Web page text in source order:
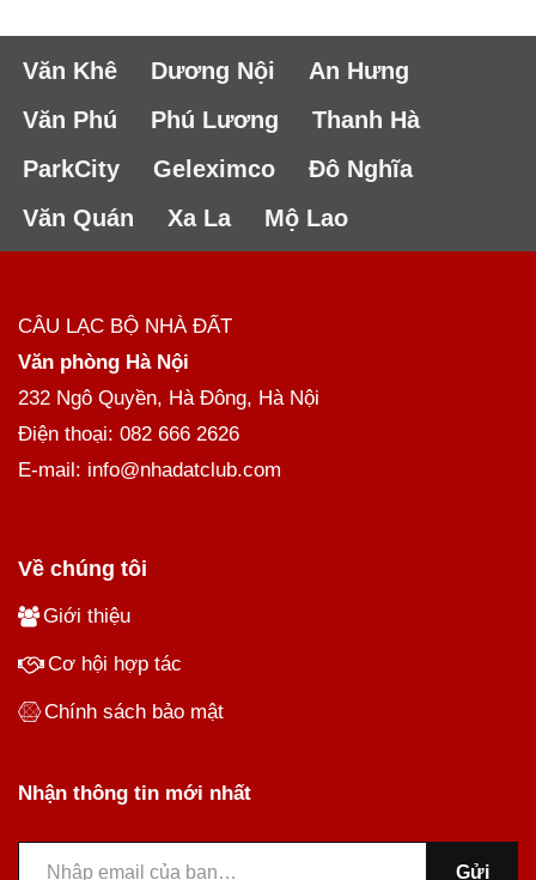
Văn Khê Dương Nội
An Hưng
Văn Phú
Phú Lương
Thanh Hà
ParkCity
Geleximco
Đô Nghĩa
Văn Quán
Xa La Mộ Lao
CÂU LẠC BỘ NHÀ ĐẤT
Văn phòng Hà Nội
232 Ngô Quyền, Hà Đông, Hà Nội
Điện thoại: 082 666 2626
E-mail: info@nhadatclub.com
Về chúng tôi
Giới thiệu
Cơ hội hợp tác
Chính sách bảo mật
Nhận thông tin mới nhất
Gửi